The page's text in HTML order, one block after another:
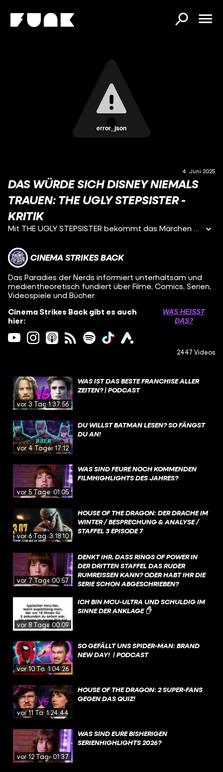
error_json
4. Juni 2025
DAS WÜRDE SICH DISNEY NIEMALS
TRAUEN: THE UGLY STEPSISTER -
KRITIK
Mit THE UGLY STEPSISTER bekommt das Märchen von Aschenputtel ein bitterböses Horror-Makeover – und das hat mit dem ARD-Klassiker oder der DISNEY-Adaption CINDERELLA nur noch herzlich wenig gemeinsam. Denn das Film-Debüt der Regisseurin Emilie Blichfeldt zeigt in echter Bodyhorror-Manier eine Grausamkeit, die der Vorlage aus der Feder der Gebrüder Grimm alle Ehre macht. Statt gemütlicher Märchenstunde liefert THE UGLY STEPSISTER eine grotesk-blutige Albtraum-Variante des Stoffs, bei der einem das Lächeln im Halse stecken bleibt. Elvira, eine der ungeliebten Stiefschwestern, wird zur Hauptfigur – und was sie durchmacht, um dem Prinzen zu gefallen, ist nichts für schwache Nerven: grausame Schönheitsoperationen, gnadenlose Diäten und seelischer Terror inklusive. Es geht um Schönheitsideale, jede Menge Gesellschaftskritik und die ewige Frage: Wie weit muss eine Frau gehen, um gesehen zu werden? Wie eklig wird es und wie schlägt sich der Film Vergleich zur Genreschwester THE SUBSTANCE? Das erfahrt ihr hier, in dieser neuen Kritik auf CINEMA STRIKES BACK!
CINEMA STRIKES BACK
Das Paradies der Nerds informiert unterhaltsam und
medientheoretisch fundiert über Filme, Comics, Serien,
Videospiele und Bücher.
Cinema Strikes Back gibt es auch
hier:
WAS HEISST D
AS?
2447 Videos
vor 3 Tagen1:37:56
WAS IST DAS BESTE FRANCHISE ALLER
ZEITEN? | PODCAST
vor 4 Tagen17:12
DU WILLST BATMAN LESEN? SO FÄNGST
DU AN!
vor 5 Tagen01:05
WAS SIND FEURE NOCH KOMMENDEN
FILMHIGHLIGHTS DES JAHRES?
vor 6 Tagen3:18:10
HOUSE OF THE DRAGON: DER DRACHE IM
WINTER / BESPRECHUNG & ANALYSE /
STAFFEL 3 EPISODE 7
vor 7 Tagen00:57
DENKT IHR, DASS RINGS OF POWER IN
DER DRITTEN STAFFEL DAS RUDER
RUMREISSEN KANN? ODER HABT IHR DIE
SERIE SCHON ABGESCHRIEBEN?
vor 8 Tagen00:09
ICH BIN MCU-ULTRA UND SCHULDIG IM
SINNE DER ANKLAGE ✋
vor 10 Tagen1:04:26
SO GEFÄLLT UNS SPIDER-MAN: BRAND
NEW DAY! | PODCAST
vor 11 Tagen1:24:44
HOUSE OF THE DRAGON: 2 SUPER-FANS
GEGEN DAS QUIZ!
vor 12 Tagen01:37
WAS SIND EURE BISHERIGEN
SERIENHIGHLIGHTS 2026?